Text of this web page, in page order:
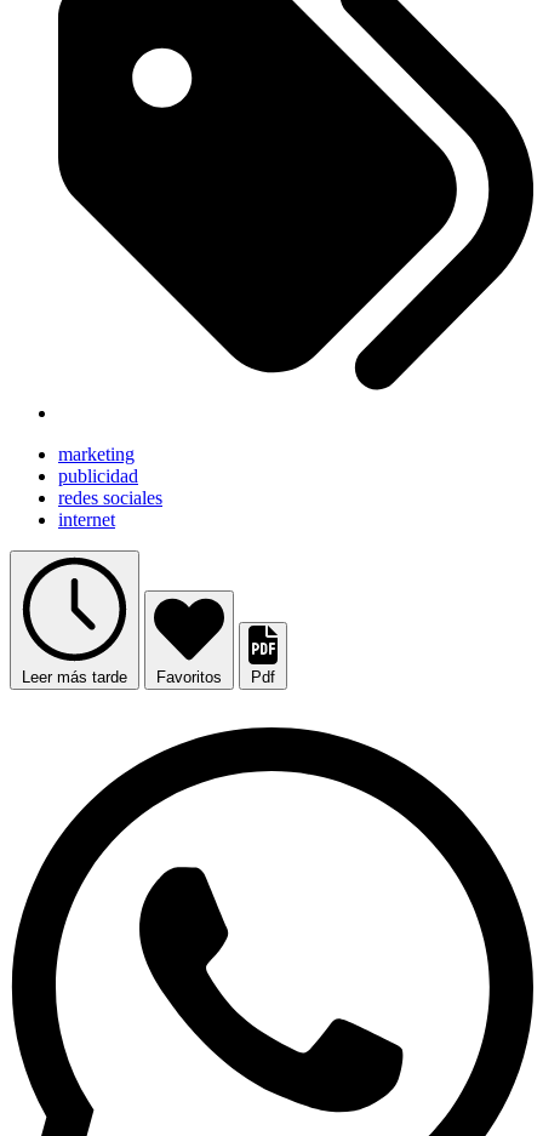
marketing
publicidad
redes sociales
internet
Leer más tarde Favoritos Pdf